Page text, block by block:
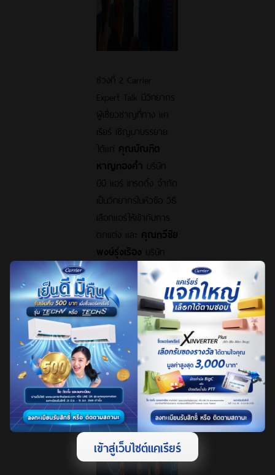
ช่วงที่ 2 Carrier
Expert Talk มีวิทยากร
ผู้เชี่ยวชาญที่ทาง แค
เรียร์ เชิญมาบรรยาย
ได้แก่ คุณบัณฑิต
หาญทองคำ บริษัท
บีบี แอร์ เทรดดิ้ง จำกัด
เป็นวิทยากรในหัวข้อ วิธี
เลือกแอร์ให้เข้ากับการ
ตกแต่ง และ คุณทวีชัย
พงษ์รุ่งเรือง บริษัท
แอร์โฮมเวิร์ค แอนด์
เซอร์วิส จำกัด เป็น
วิทยากรในหัวข้อ การ
ติดตั้งเครื่องปรับอากาศ
อย่างมีประสิทธิภาพ
เข้าสู่เว็บไซต์แคเรียร์